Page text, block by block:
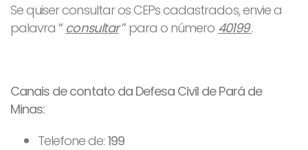
Se quiser consultar os CEPs cadastrados, envie a
palavra“ consultar”para o número 40199 .
Canais de contato da Defesa Civil de Pará de
Minas:
Telefone de: 199